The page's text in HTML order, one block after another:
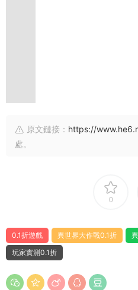
原文鏈接： https://
處。
0
0.1折遊戲 異世界大作戰0.1折
玩家實測0.1折